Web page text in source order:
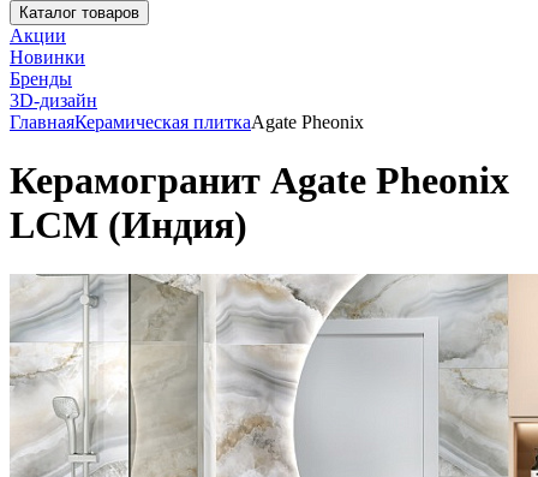
Каталог товаров
Акции
Новинки
Бренды
3D-дизайн
ГлавнаяКерамическая плиткаAgate Pheonix
Керамогранит Agate Pheonix
LCM (Индия)